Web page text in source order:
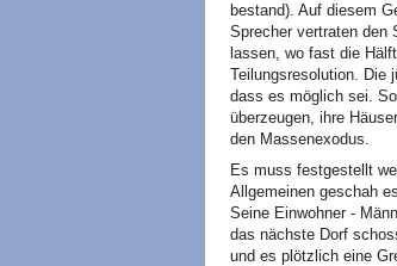
bestand). Auf diesem
Sprecher vertraten den
lassen, wo fast die
Teilungsresolution. Die
dass es möglich sei.
überzeugen, ihre
den Massenexodus.
Es muss festgestellt
Allgemeinen geschah
Seine Einwohner -
das nächste Dorf
und es plötzlich eine